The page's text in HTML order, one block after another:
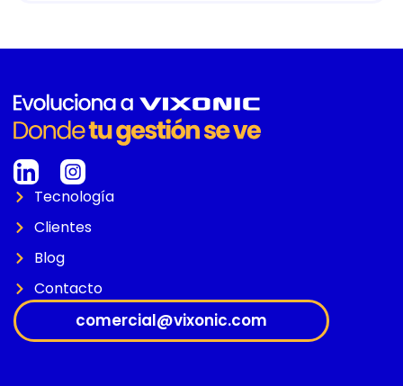
Tecnología
Clientes
Blog
Contacto
comercial@vixonic.com